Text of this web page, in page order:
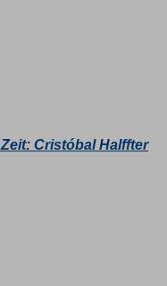
Cristóbal Halffter